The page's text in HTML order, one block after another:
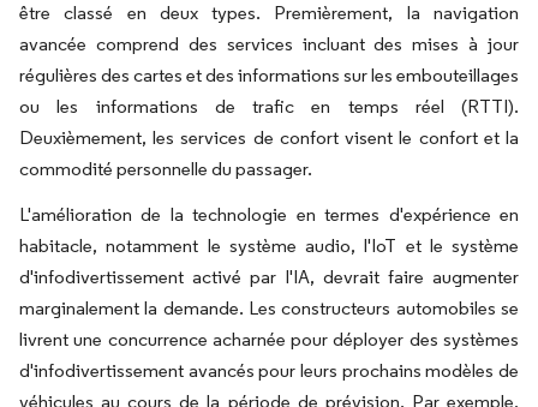
être classé en deux types. Premièrement, la navigation
avancée comprend des services incluant des mises à jour
régulières des cartes et des informations sur les embouteillages
ou les informations de trafic en temps réel (RTTI).
Deuxièmement, les services de confort visent le confort et la
commodité personnelle du passager.
L'amélioration de la technologie en termes d'expérience en
habitacle, notamment le système audio, l'IoT et le système
d'infodivertissement activé par l'IA, devrait faire augmenter
marginalement la demande. Les constructeurs automobiles se
livrent une concurrence acharnée pour déployer des systèmes
d'infodivertissement avancés pour leurs prochains modèles de
véhicules au cours de la période de prévision. Par exemple,